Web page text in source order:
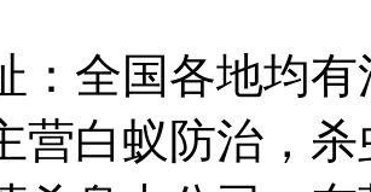
：全国各地均
营白蚁防治，